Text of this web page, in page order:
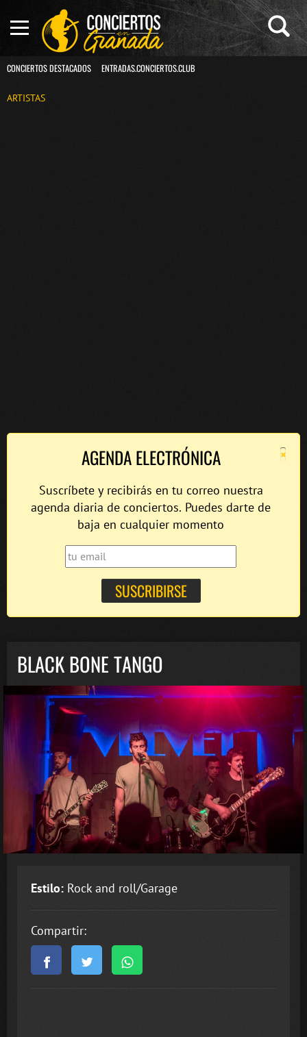
CONCIERTOS DESTACADOS ENTRADAS.CONCIERTOS.CLUB
ARTISTAS
×
AGENDA ELECTRÓNICA
Suscríbete y recibirás en tu correo nuestra
agenda diaria de conciertos. Puedes darte de
baja en cualquier momento
BLACK BONE TANGO
Estilo: Rock and roll/Garage
Compartir: